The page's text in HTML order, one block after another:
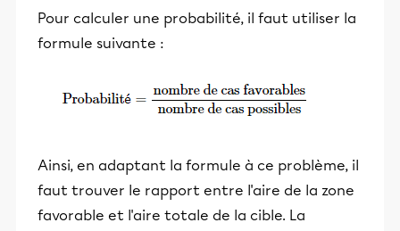
Pour calculer une probabilité, il faut utiliser la
formule suivante :
Ainsi, en adaptant la formule à ce problème, il
faut trouver le rapport entre l'aire de la zone
favorable et l'aire totale de la cible. La